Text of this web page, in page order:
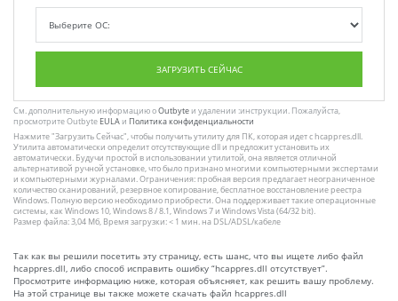
ЗАГРУЗИТЬ СЕЙЧАС
См. дополнительную информацию оOutbyteи удалении :инструкции. Пожалуйста,
просмотрите Outbyte EULAи Политика конфиденциальности
Нажмите"Загрузить Сейчас", чтобы получить утилиту для ПК, которая идет с hcappres.dll.
Утилита автоматически определит отсутствующие dll и предложит установить их
автоматически. Будучи простой в использовании утилитой, она является отличной
альтернативой ручной установке, что было признано многими компьютерными экспертами
и компьютерными журналами. Ограничения: пробная версия предлагает неограниченное
количество сканирований, резервное копирование, бесплатное восстановление реестра
Windows. Полную версию необходимо приобрести. Она поддерживает такие операционные
системы, как Windows 10, Windows 8 / 8.1, Windows 7 и Windows Vista (64/32 bit).
Размер файла: 3,04 Мб, Время загрузки: < 1 мин. на DSL/ADSL/кабеле
Так как вы решили посетить эту страницу, есть шанс, что вы ищете либо файл
hcappres.dll, либо способ исправить ошибку “hcappres.dll отсутствует”.
Просмотрите информацию ниже, которая объясняет, как решить вашу проблему.
На этой странице вы также можете скачать файл hcappres.dll